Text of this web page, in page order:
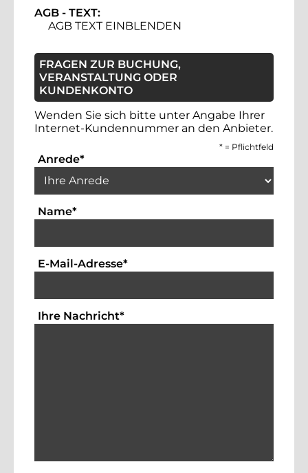
AGB - TEXT:
AGB TEXT EINBLENDEN
FRAGEN ZUR BUCHUNG,
VERANSTALTUNG ODER
KUNDENKONTO
Wenden Sie sich bitte unter Angabe Ihrer
Internet-Kundennummer an den Anbieter.
* = Pflichtfeld
Anrede*Auswahlbox für die Anrede. Dies ist
Name*Textfeld für die Eingabe Ihres Namens.
E-Mail-Adresse*Textfeld für die Eingabe der
Ihre Nachricht*Bitte geben Sie hier Ihre